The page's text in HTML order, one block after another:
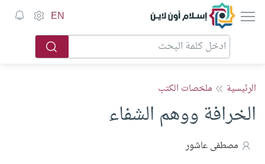
إسلام أون لاين EN
الرئيسية ملخصات الكتب
الخرافة ووهم الشفاء
مصطفى عاشور